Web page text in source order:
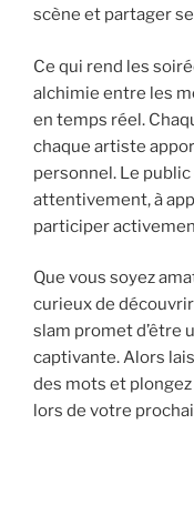
scène et partager
Ce qui rend les
alchimie entre les
en temps réel.
chaque artiste
personnel. Le
attentivement, à
participer
Que vous soyez
curieux de
slam promet d’être
captivante. Alors
des mots et
lors de votre